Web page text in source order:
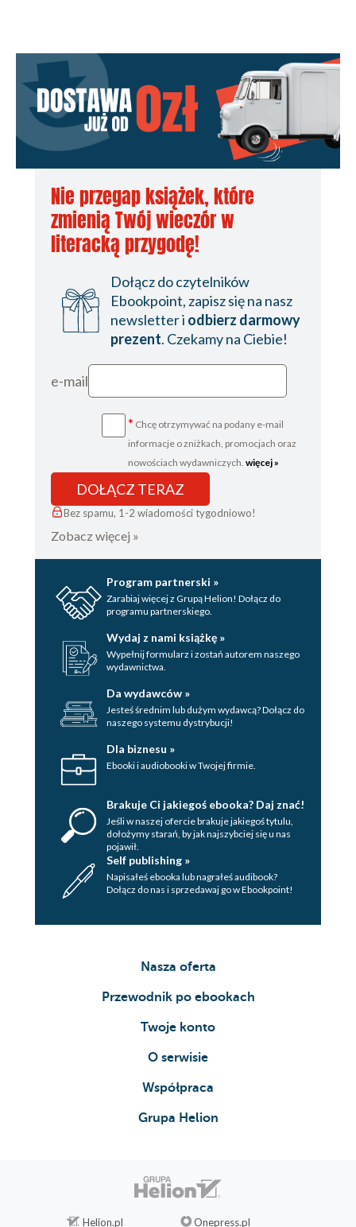
Nie przegap książek, które
zmienią Twój wieczór w
literacką przygodę!
Dołącz do czytelników
Ebookpoint, zapisz się na nasz
newsletter i odbierz darmowy
prezent. Czekamy na Ciebie!
e-mail
* Chcę otrzymywać na podany e-mail
informacje o zniżkach, promocjach oraz
nowościach wydawniczych. więcej »
DOŁĄCZ TERAZ
Bez spamu, 1-2 wiadomości tygodniowo!
Zobacz więcej »
Program partnerski »
Zarabiaj więcej z Grupą Helion! Dołącz do
programu partnerskiego.
Wydaj z nami książkę »
Wypełnij formularz i zostań autorem naszego
wydawnictwa.
Da wydawców »
Jesteś średnim lub dużym wydawcą? Dołącz do
naszego systemu dystrybucji!
Dla biznesu »
Ebooki i audiobooki w Twojej firmie.
Brakuje Ci jakiegoś ebooka? Daj znać!
Jeśli w naszej ofercie brakuje jakiegoś tytulu,
dołożymy starań, by jak najszybciej się u nas
pojawił.
Self publishing »
Napisałeś ebooka lub nagrałeś audibook?
Dołącz do nas i sprzedawaj go w Ebookpoint!
Nasza oferta
Przewodnik po ebookach
Twoje konto
O serwisie
Współpraca
Grupa Helion
Helion.pl Onepress.pl